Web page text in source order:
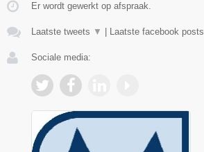
Er wordt gewerkt op afspraak.
Laatste tweets ▼ Laatste facebook posts
Sociale media: